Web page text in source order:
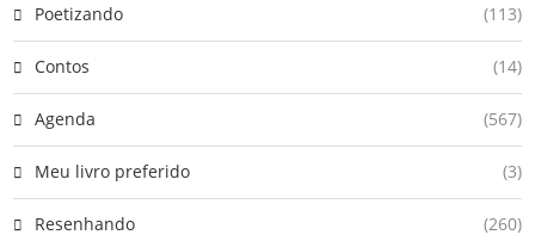
Poetizando (113)
Contos (14)
Agenda (567)
Meu livro preferido (3)
Resenhando (260)